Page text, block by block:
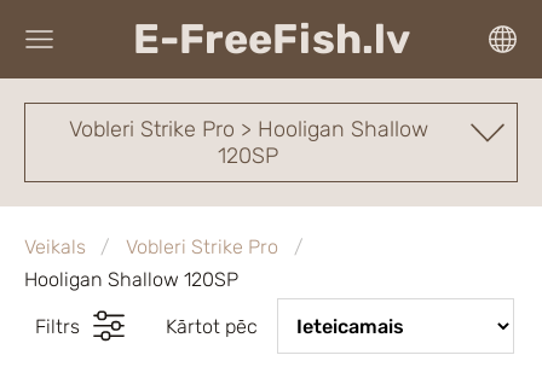
E-FreeFish.lv
Vobleri Strike Pro > Hooligan Shallow
120SP
Veikals
Vobleri Strike Pro
Hooligan Shallow 120SP
Filtrs Kārtot pēc